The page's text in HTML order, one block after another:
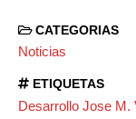
CATEGORIAS
Noticias
ETIQUETAS
Desarrollo Jose M.